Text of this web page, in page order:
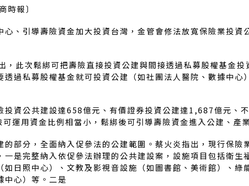
時報〕
、引導壽險資金加大投資台灣，金管會修法放寬保險業投
，此次鬆綁可把壽險直接投資公建與間接透過私募股權基金
透過私募股權基金就可投資公建（如社團法人醫院、數據中
投資公共建設達658億元、有價證券投資公建達1,687億元、
運用資金比例相當小，鬆綁後可引導壽險資金進入公建、產
部分，全面納入促參法的公建範圍。蔡火炎指出，現行保
一是完整納入依促參法辦理的公共建設案，設施項目包括衛
如日照中心）、文教及影視音設施（如圖書館、美術館）、
中心）等。二是